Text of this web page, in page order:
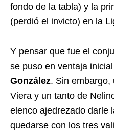
fondo de la tabla) y la
(perdió el invicto) en la
Y pensar que fue el
se puso en ventaja
González. Sin embargo,
Viera y un tanto de
elenco ajedrezado darle
quedarse con los tres